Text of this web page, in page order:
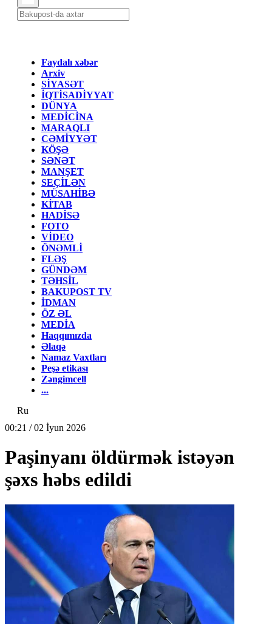
Faydalı xəbər
Arxiv
SİYASƏT
İQTİSADİYYAT
DÜNYA
MEDİCİNA
MARAQLI
CƏMİYYƏT
KÖŞƏ
SƏNƏT
MANŞET
SEÇİLƏN
MÜSAHİBƏ
KİTAB
HADİSƏ
FOTO
VİDEO
ÖNƏMLİ
FLƏŞ
GÜNDƏM
TƏHSİL
BAKUPOST TV
İDMAN
ÖZ ƏL
MEDİA
Haqqımızda
Əlaqə
Namaz Vaxtları
Peşə etikası
Zəngimcell
...
Ru
00:21 / 02 İyun 2026
Paşinyanı öldürmək istəyən
şəxs həbs edildi